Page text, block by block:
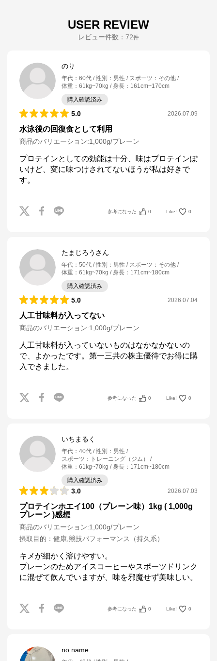
USER REVIEW
レビュー件数： 72件
のり
年代 ： 60代 性別 ： 男性 スポーツ ： その他
体重 ： 61kg~70kg 身長 ： 161cm~170cm
購入確認済み
5.0 2026.07.09
水泳後の回復食として利用
商品のバリエーション:1,000g/プレーン
プロテインとしての効能は十分、味はプロテインぽ
いけど、変に味つけされてないほうが私は好きで
参考になった 0 Like! 0
たまじろうさん
年代 ： 50代 性別 ： 男性 スポーツ ： その他
体重 ： 61kg~70kg 身長 ： 171cm~180cm
購入確認済み
5.0 2026.07.04
人工甘味料が入ってない
商品のバリエーション:1,000g/プレーン
人工甘味料が入っていないものはなかなかないの
で、よかったです。第一三共の株主優待でお得に購
入できました。
参考になった 0 Like! 0
いちまるく
年代 ： 40代 性別 ： 男性
スポーツ ：
トレーニング（ジム）
体重 ： 61kg~70kg 身長 ： 171cm~180cm
購入確認済み
3.0 2026.07.03
プロテインホエイ100（プレーン味）1kg ( 1,000g
プレーン )感想
商品のバリエーション:1,000g/プレーン
摂取目的 ： 健康,競技パフォーマンス（持久系）
キメが細かく溶けやすい。
プレーンのためアイスコーヒーやスポーツドリンク
に混ぜて飲んでいますが、味を邪魔せず美味しい。
参考になった 0 Like! 0
no name